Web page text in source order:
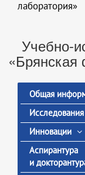
лаборатория»
Учебно-
«Брянская
Общая
Исследования
Инновации
Аспирантура
и